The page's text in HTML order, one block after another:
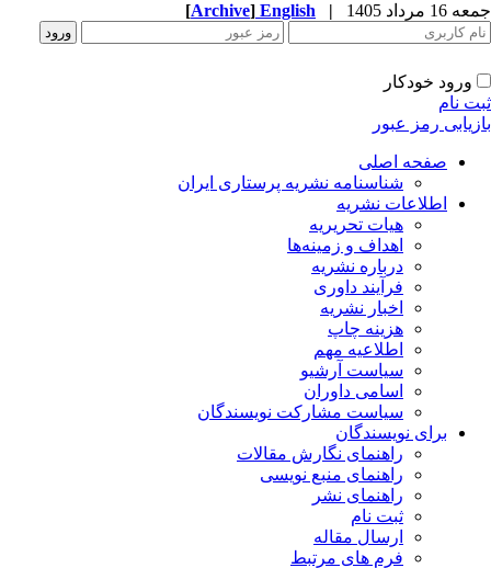
مرداد 1405 |
English
[Archive]
ورود خودکار
نام
رمز عبور
صفحه اصلی
شناسنامه نشریه پرستاری ایران
اطلاعات نشریه
هیات تحریریه
اهداف و زمینه‌ها
درباره نشریه
فرآیند داوری
اخبار نشریه
هزینه چاپ
اطلاعیه مهم
سیاست آرشیو
اسامی داوران
سیاست مشارکت نویسندگان
برای نویسندگان
راهنمای نگارش مقالات
راهنمای منبع نویسی
راهنمای نشر
ثبت نام
ارسال مقاله
فرم های مرتبط